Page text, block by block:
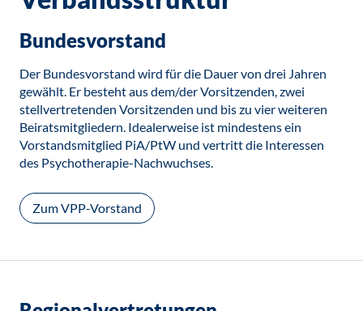
Bundesvorstand
Der Bundesvorstand wird für die Dauer von drei Jahren
gewählt. Er besteht aus dem/der Vorsitzenden, zwei
stellvertretenden Vorsitzenden und bis zu vier weiteren
Beiratsmitgliedern. Idealerweise ist mindestens ein
Vorstandsmitglied PiA/PtW und vertritt die Interessen
des Psychotherapie-Nachwuchses.
Zum VPP-Vorstand